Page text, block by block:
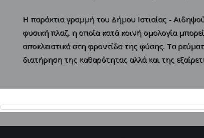
Η παράκτια γραμμή του Δήμου Ιστιαίας -
φυσική πλαζ, η οποία κατά κοινή ομολογία
αποκλειστικά στη φροντίδα της φύσης. Τα
διατήρηση της καθαρότητας αλλά και της